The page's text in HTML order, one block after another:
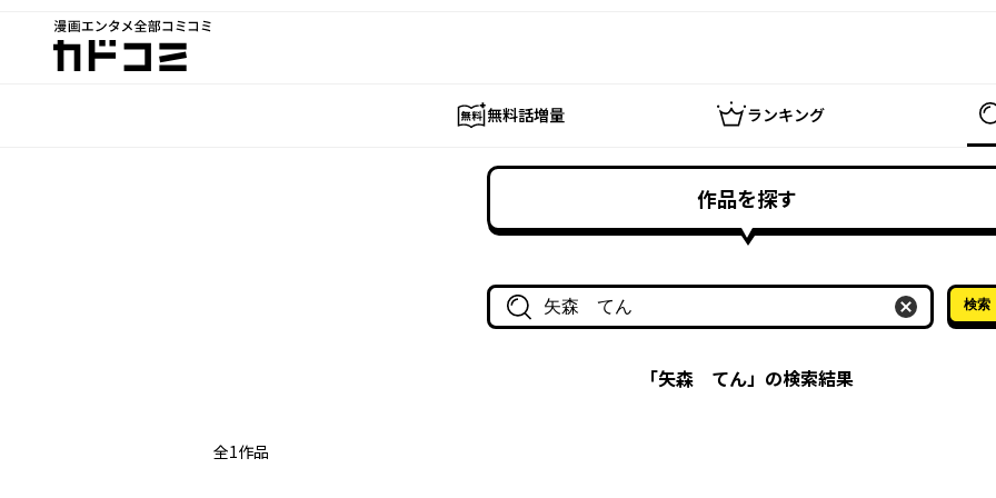
漫画エンタメ全部コミコミ
カドコミ
無料話増量 ランキング
作品を探す
作品名・作家名で探す
検索
「矢森 てん」の検索結果
全1作品